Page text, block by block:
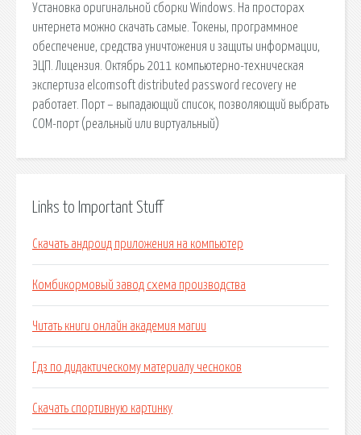
Установка оригинальной сборки Windows. На просторах
интернета можно скачать самые. Токены, программное
обеспечение, средства уничтожения и защиты информации,
ЭЦП. Лицензия. Октябрь 2011 компьютерно-техническая
экспертиза elcomsoft distributed password recovery не
работает. Порт – выпадающий список, позволяющий выбрать
СОМ-порт (реальный или виртуальный)
Links to Important Stuff
Скачать андроид приложения на компьютер
Комбикормовый завод схема производства
Читать книги онлайн академия магии
Гдз по дидактическому материалу чесноков
Скачать спортивную картинку